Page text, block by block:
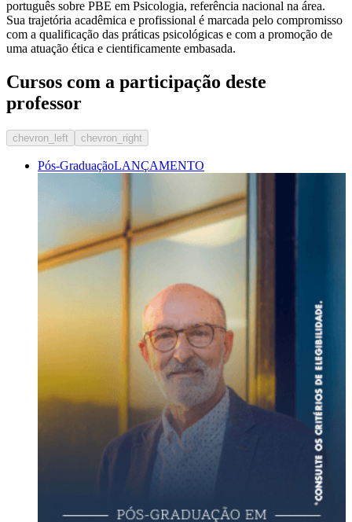
português sobre PBE em Psicologia, referência nacional na área.
Sua trajetória acadêmica e profissional é marcada pelo compromisso
com a qualificação das práticas psicológicas e com a promoção de
uma atuação ética e cientificamente embasada.
Cursos com a participação deste
professor
chevron_left chevron_right
Pós-GraduaçãoLANÇAMENTO